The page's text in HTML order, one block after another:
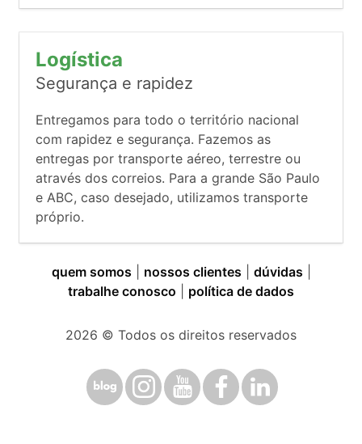
Logística
Segurança e rapidez
Entregamos para todo o território nacional
com rapidez e segurança. Fazemos as
entregas por transporte aéreo, terrestre ou
através dos correios. Para a grande São Paulo
e ABC, caso desejado, utilizamos transporte
próprio.
quem somos nossos clientes dúvidas
trabalhe conosco
política de dados
2026 © Todos os direitos reservados